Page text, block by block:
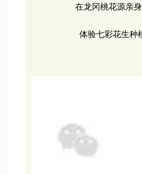
在龙冈桃花源亲
体验七彩花生种